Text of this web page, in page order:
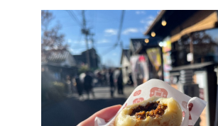
LINEでログイン
0120-932-959
【TEL受付】9:30～18:00 土日・祝